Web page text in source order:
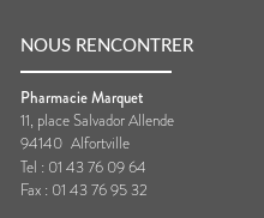
NOUS RENCONTRER
Pharmacie Marquet
11, place Salvador Allende
94140 Alfortville
Tel : 01 43 76 09 64
Fax : 01 43 76 95 32